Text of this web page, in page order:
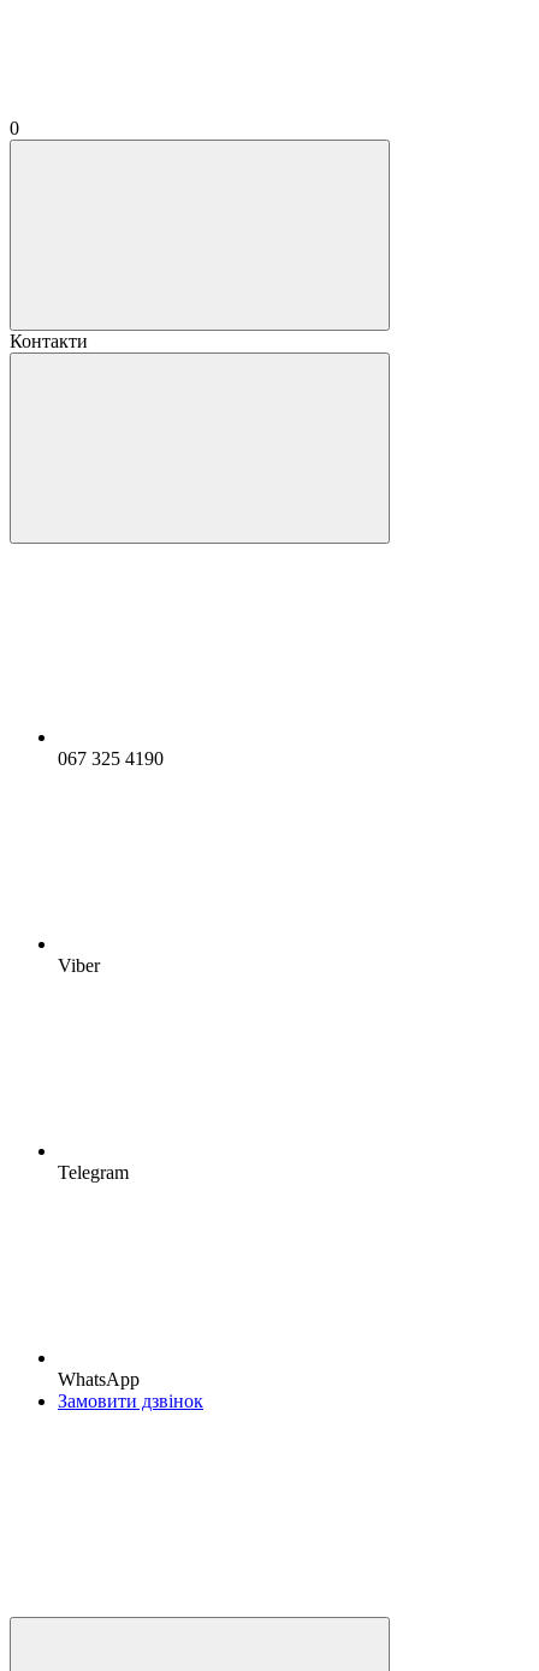
0
Контакти
067 325 4190
Viber
Telegram
WhatsApp
Замовити дзвінок